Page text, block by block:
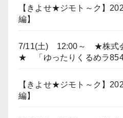
【きよせ★ジモト～ク】
編】
7/11(土) 12:00～ ★株式
★ 「ゆったりくるめラ
【きよせ★ジモト～ク】
編】